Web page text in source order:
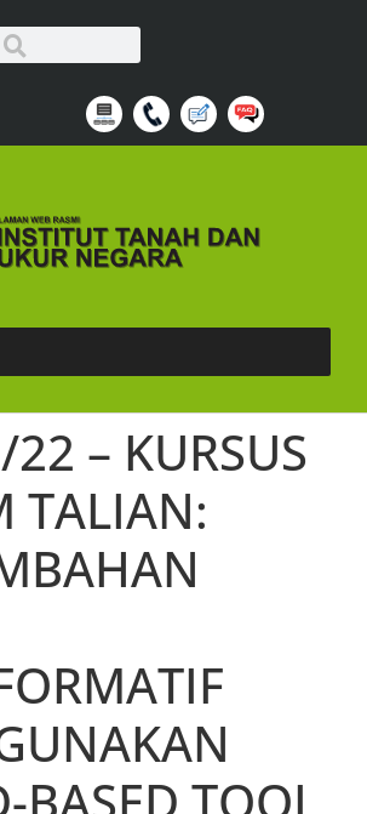
– KURSUS
TALIAN: